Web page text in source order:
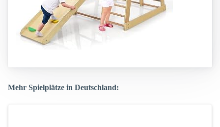
Mehr Spielplätze in Deutschland: